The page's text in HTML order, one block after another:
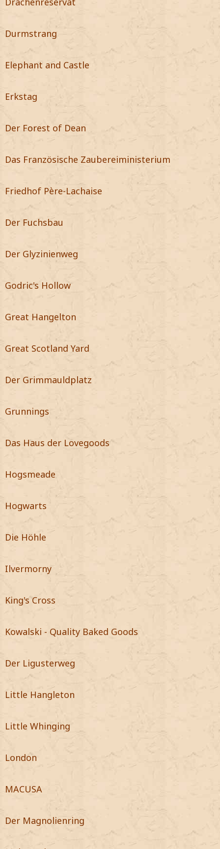
Durmstrang
Elephant and Castle
Erkstag
Der Forest of Dean
Das Französische Zaubereiministerium
Friedhof Père-Lachaise
Der Fuchsbau
Der Glyzinienweg
Godric's Hollow
Great Hangelton
Great Scotland Yard
Der Grimmauldplatz
Grunnings
Das Haus der Lovegoods
Hogsmeade
Hogwarts
Die Höhle
Ilvermorny
King's Cross
Kowalski - Quality Baked Goods
Der Ligusterweg
Little Hangleton
Little Whinging
London
MACUSA
Der Magnolienring